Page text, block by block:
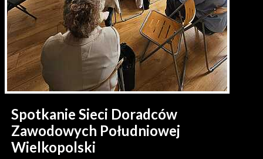
Spotkanie Sieci Doradców
Zawodowych Południowej
Wielkopolski